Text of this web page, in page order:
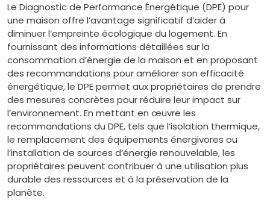
Le Diagnostic de Performance Énergétique (DPE) pour
une maison offre l’avantage significatif d’aider à
diminuer l’empreinte écologique du logement. En
fournissant des informations détaillées sur la
consommation d’énergie de la maison et en proposant
des recommandations pour améliorer son efficacité
énergétique, le DPE permet aux propriétaires de prendre
des mesures concrètes pour réduire leur impact sur
l’environnement. En mettant en œuvre les
recommandations du DPE, tels que l’isolation thermique,
le remplacement des équipements énergivores ou
l’installation de sources d’énergie renouvelable, les
propriétaires peuvent contribuer à une utilisation plus
durable des ressources et à la préservation de la
planète.